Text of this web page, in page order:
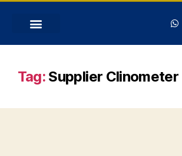
Tag: Supplier